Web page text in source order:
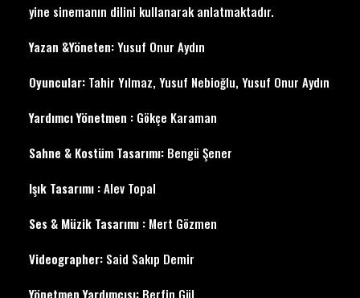
yine sinemanın dilini kullanarak anlatmaktadır.
Yazan &Yöneten:Yusuf Onur Aydın
Oyuncular: Tahir Yılmaz, Yusuf Nebioğlu, Yusuf Onur Aydın
Yardımcı Yönetmen : Gökçe Karaman
Sahne & Kostüm Tasarımı: Bengü Şener
Işık Tasarımı :Alev Topal
Ses & Müzik Tasarımı : Mert Gözmen
Videographer: Said Sakıp Demir
Yönetmen Yardımcısı: Berfin Gül